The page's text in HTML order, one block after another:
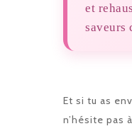
et
saveurs
Et si tu as
n’hésite pas